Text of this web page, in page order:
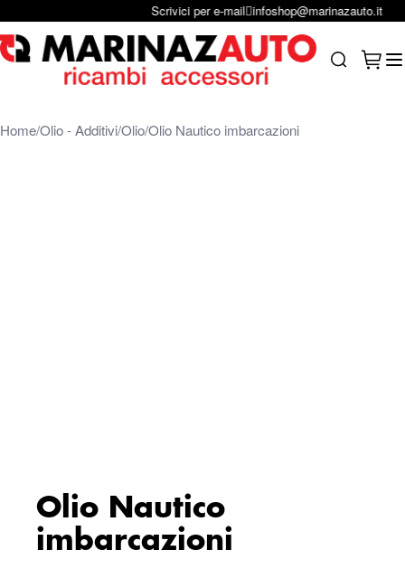
Salta al contenutoScrivici per e-mail infoshop@marinazauto.it
HomeOlio - AdditiviOlioOlio Nautico imbarcazioni
Olio Nautico
imbarcazioni